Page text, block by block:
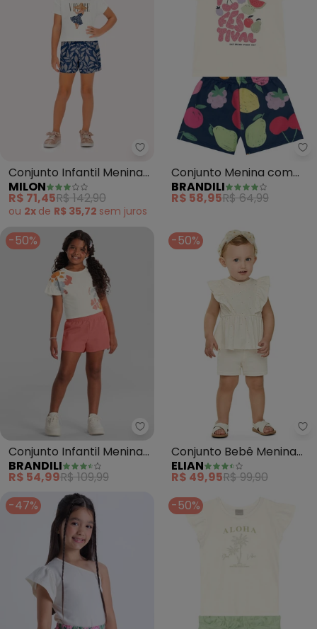
Milon - Conjunto Infantil
Conjunto Infantil Menina
Folhas Milon (Bege)
MILON
R$ 71,45R$ 142,90
ou 2x de R$ 35,72 sem juros
Conjunto Menina com
Frutas Brilhante (Natural)
BRANDILI
R$ 58,95R$ 64,99
-50%
Brandili - Conjunto Infantil
Conjunto Infantil Menina
Cropped Florido
(Natural)
BRANDILI
R$ 54,99R$ 109,99
-50%
Conjunto Bebê Menina
Floral Devorê (Bege)
ELIAN
R$ 49,95R$ 99,90
-47%
-50%